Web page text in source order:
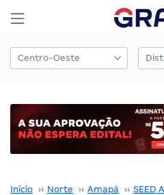
Início ›› Norte ›› Amapá ›› SEED